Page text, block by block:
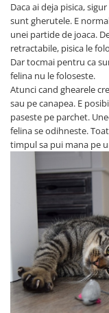
Recompense Pisici
Cremoase
Pernuțe
Semi-umede
Proteice
Umede
Îngrijire Pisici
Așternut Igienic Pisici
Igienă Pisici
Antiparazitare Pisici
Vitamine Pisici
Perii & Piepteni Pisici
Accesorii Pisici
Culcușuri & Saltele
Ansambluri Pisici
Castroane &
Cuști & Genți Pisici
Daca ai deja pisica,
sunt gherutele. E
unei partide de joaca.
retractabile, pisica le
Dar tocmai pentru ca
felina nu le foloseste.
Atunci cand ghearele
sau pe canapea. E
paseste pe parchet.
felina se odihneste.
timpul sa pui mana pe